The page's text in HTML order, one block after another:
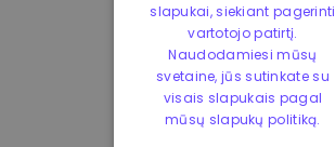
slapukai, siekiant pagerinti
vartotojo patirtį.
Naudodamiesi mūsų
svetaine, jūs sutinkate su
visais slapukais pagal
mūsų slapukų politiką.